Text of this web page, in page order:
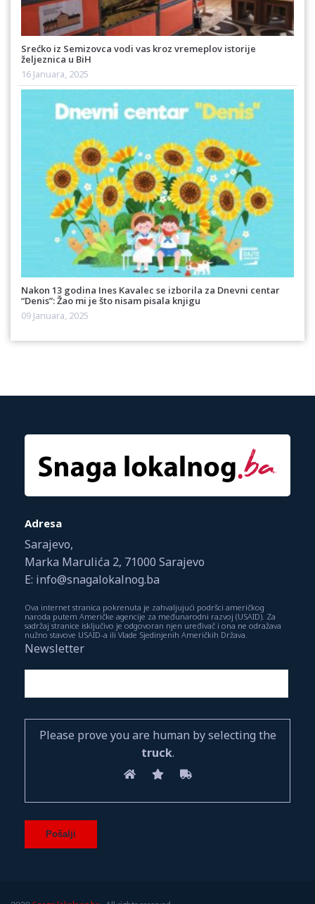
Srećko iz Semizovca vodi vas kroz vremeplov istorije
željeznica u BiH
16 Januara, 2025
Nakon 13 godina Ines Kavalec se izborila za Dnevni centar
“Denis”: Žao mi je što nisam pisala knjigu
09 Januara, 2025
Adresa
Sarajevo,
Marka Marulića 2, 71000 Sarajevo
E: info@snagalokalnog.ba
Ova internet stranica pokrenuta je zahvaljujući podršci američkog
naroda putem Američke agencije za međunarodni razvoj (USAID). Za
sadržaj stranice isključivo je odgovoran njen uređivač i ona ne odražava
nužno stavove USAID-a ili Vlade Sjedinjenih Američkih Država.
Newsletter
Please prove you are human by selecting the
truck.